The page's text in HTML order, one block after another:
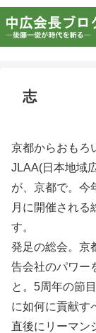
志
京都からおもろ
JLAA(日本地域
が、京都で。今
月に開催される
す。
発足の総会。京
告会社のパワー
と。5周年の節
に如何に貢献す
直後にリーマン